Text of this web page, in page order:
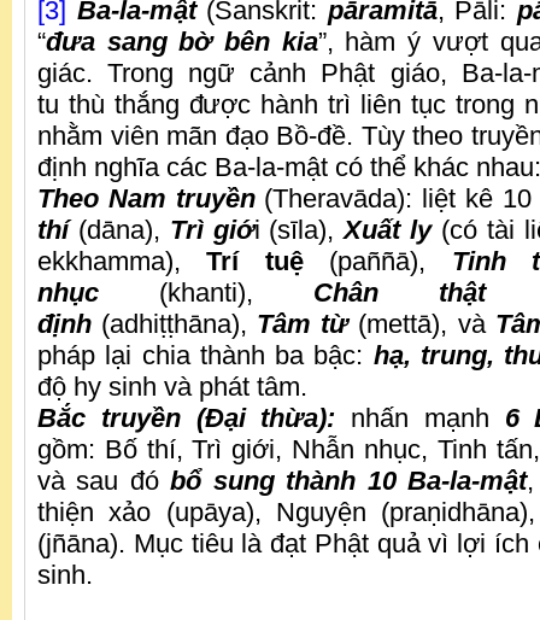
[3] Ba-la-mật(Sanskrit: pāramitā, Pāli:
“đưa sang bờ bên kia”, hàm ý vượt
giác. Trong ngữ cảnh Phật giáo, Ba-
tu thù thắng được hành trì liên tục trong
nhằm viên mãn đạo Bồ-đề. Tùy theo
định nghĩa các Ba-la-mật có thể khác nhau:
Theo Nam truyền(Theravāda): liệt kê
thí(dāna), Trì giới (sīla),Xuất ly(có tài
ekkhamma),Trí tuệ(paññā), Tinh
nhục (khanti), Chân thật
định (adhiṭṭhāna), Tâm từ(mettā), và
pháp lại chia thành ba bậc: hạ, trung,
độ hy sinh và phát tâm.
Bắc truyền (Đại thừa): nhấn mạnh 6
gồm: Bố thí, Trì giới, Nhẫn nhục, Tinh
và sau đóbổ sung thành 10 Ba-la-mật
thiện xảo (upāya), Nguyện
(jñāna). Mục tiêu là đạt Phật quả vì lợi
sinh.